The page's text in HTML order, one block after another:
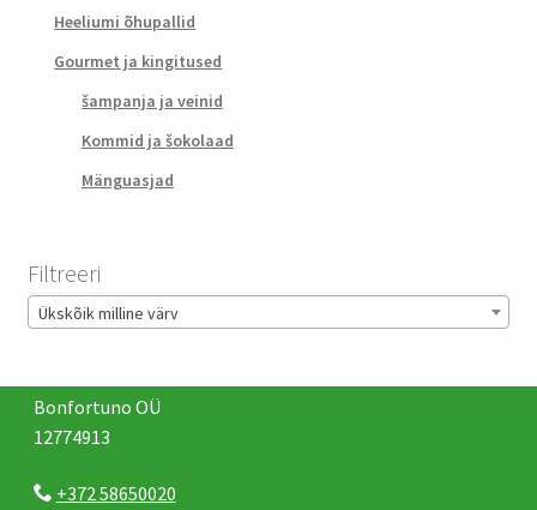
Heeliumi õhupallid
Gourmet ja kingitused
šampanja ja veinid
Kommid ja šokolaad
Mänguasjad
Filtreeri
Ükskõik milline värv
Bonfortuno OÜ
12774913
+372 58650020